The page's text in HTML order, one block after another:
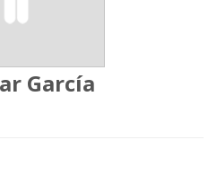
García